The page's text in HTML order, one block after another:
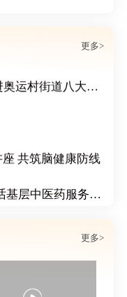
更多>
传递冬日温情：北沙滩中医院为市民免费赠送腊八粥
共筑脑健康防线
案例说明会
更多>